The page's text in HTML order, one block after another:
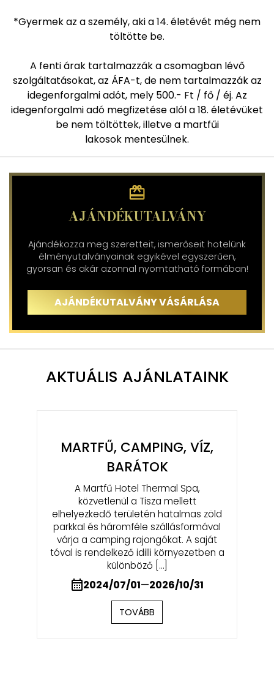
*Gyermek az a személy, aki a 14. életévét még nem
töltötte be.
A fenti árak tartalmazzák a csomagban lévő
szolgáltatásokat, az ÁFA-t, de nem tartalmazzák az
idegenforgalmi adót, mely 500.- Ft / fő / éj. Az
idegenforgalmi adó megfizetése alól a 18. életévüket
be nem töltöttek, illetve a martfűi
lakosok mentesülnek.
AJÁNDÉKUTALVÁNY
Ajándékozza meg szeretteit, ismerőseit hotelünk
élményutalványainak egyikével egyszerűen,
gyorsan és akár azonnal nyomtatható formában!
AJÁNDÉKUTALVÁNY VÁSÁRLÁSA
AKTUÁLIS AJÁNLATAINK
MARTFŰ, CAMPING, VÍZ,
BARÁTOK
A Martfű Hotel Thermal Spa,
közvetlenül a Tisza mellett
elhelyezkedő területén hatalmas zöld
parkkal és háromféle szállásformával
várja a camping rajongókat. A saját
tóval is rendelkező idilli környezetben a
különböző […]
2024/07/01—2026/10/31
TOVÁBB